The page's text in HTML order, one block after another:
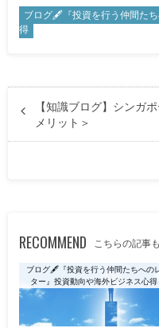
ブログ🖋『投資を行う仲間た
得
【知識ブログ】シンガ
メリット＞
RECOMMEND こちらの記事
ブログ🖋『投資を行う仲間たちへの
ター』投資動向や海外ビジネス心得